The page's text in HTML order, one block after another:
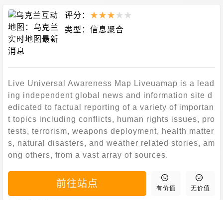
评分： ★★★ ★ ★
类型： 信息聚合
Live Universal Awareness Map Liveuamap is a lead
ing independent global news and information site d
edicated to factual reporting of a variety of importan
t topics including conflicts, human rights issues, pro
tests, terrorism, weapons deployment, health matter
s, natural disasters, and weather related stories, am
ong others, from a vast array of sources.
前往站点 有价值 无价值